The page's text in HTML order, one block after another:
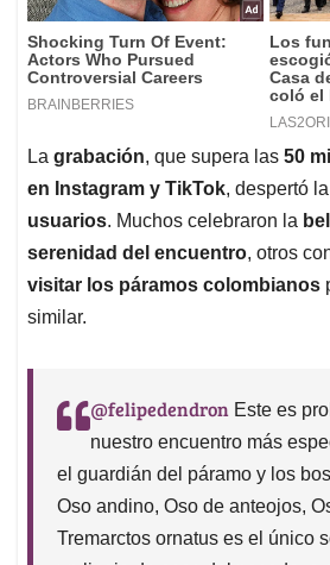
La grabación, que supera las 50
en Instagram y TikTok, despertó la
usuarios. Muchos celebraron la
serenidad del encuentro, otros
visitar los páramos colombianos
similar.
@felipedendron Este es
nuestro encuentro más
el guardián del páramo y los
Oso andino, Oso de anteojos,
Tremarctos ornatus es el único